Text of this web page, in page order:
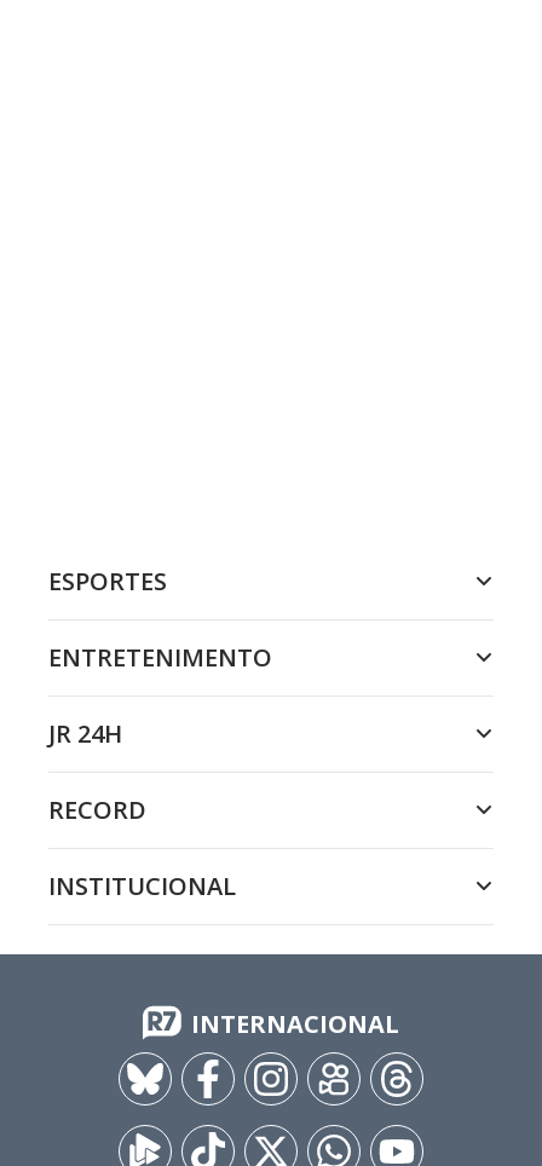
ESPORTES
ENTRETENIMENTO
JR 24H
RECORD
INSTITUCIONAL
INTERNACIONAL